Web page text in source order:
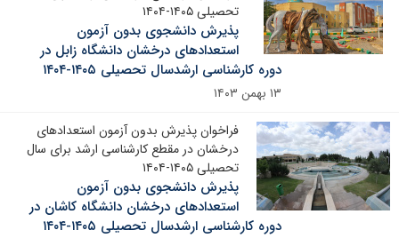
تحصیلی ۱۴۰۵-۱۴۰۴
پذیرش دانشجوی بدون آزمون
استعدادهای درخشان دانشگاه زابل در
دوره کارشناسی ارشدسال تحصیلی ۱۴۰۵-۱۴۰۴
۱۳ بهمن ۱۴۰۳
فراخوان پذیرش بدون آزمون استعدادهای
درخشان در مقطع کارشناسی ارشد برای سال
تحصیلی ۱۴۰۵-۱۴۰۴
پذیرش دانشجوی بدون آزمون
استعدادهای درخشان دانشگاه کاشان در
دوره کارشناسی ارشدسال تحصیلی ۱۴۰۵-۱۴۰۴